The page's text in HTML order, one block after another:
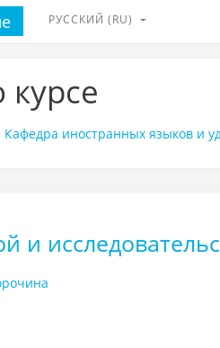
РУССКИЙ ‎(RU)‎
Кафедра иностранных языков и
и